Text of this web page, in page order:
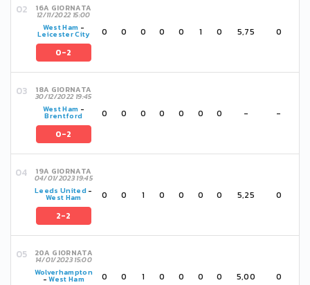
16A GIORNATA
12/11/2022 15:00
West Ham -
Leicester City
0-2
0 0 0 0 0 1 0 5,75 0
18A GIORNATA
30/12/2022 19:45
West Ham -
Brentford
0-2
0 0 0 0 0 0 0 - -
19A GIORNATA
04/01/2023 19:45
Leeds United -
West Ham
2-2
0 0 1 0 0 0 0 5,25 0
20A GIORNATA
14/01/2023 15:00
Wolverhampton
-West Ham 0 0 1 0 0 0 0 5,00 0